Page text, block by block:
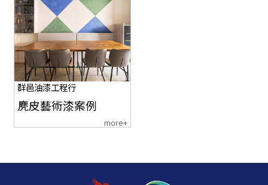
群邑油漆工程行
麂皮藝術漆案例
more+